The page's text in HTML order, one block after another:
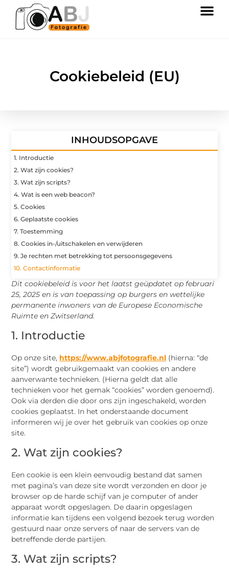
Cookiebeleid (EU)
Dit cookiebeleid is voor het laatst geüpdatet op februari
25, 2025 en is van toepassing op burgers en wettelijke
permanente inwoners van de Europese Economische
Ruimte en Zwitserland.
1. Introductie
Op onze site, https://www.abjfotografie.nl (hierna: “de
site”) wordt gebruikgemaakt van cookies en andere
aanverwante technieken. (Hierna geldt dat alle
technieken voor het gemak “cookies” worden genoemd).
Ook via derden die door ons zijn ingeschakeld, worden
cookies geplaatst. In het onderstaande document
informeren wij je over het gebruik van cookies op onze
site.
2. Wat zijn cookies?
Een cookie is een klein eenvoudig bestand dat samen
met pagina’s van deze site wordt verzonden en door je
browser op de harde schijf van je computer of ander
apparaat wordt opgeslagen. De daarin opgeslagen
informatie kan tijdens een volgend bezoek terug worden
gestuurd naar onze servers of naar de servers van de
betreffende derde partijen.
3. Wat zijn scripts?
INHOUDSOPGAVE
1. Introductie
2. Wat zijn cookies?
3. Wat zijn scripts?
4. Wat is een web beacon?
5. Cookies
6. Geplaatste cookies
7. Toestemming
8. Cookies in-/uitschakelen en verwijderen
9. Je rechten met betrekking tot persoonsgegevens
10. Contactinformatie